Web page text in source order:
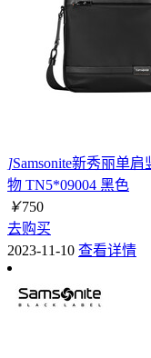
]Samsonite新秀丽单
物 TN5*09004 黑色
￥750
去购买
2023-11-10 查看详情